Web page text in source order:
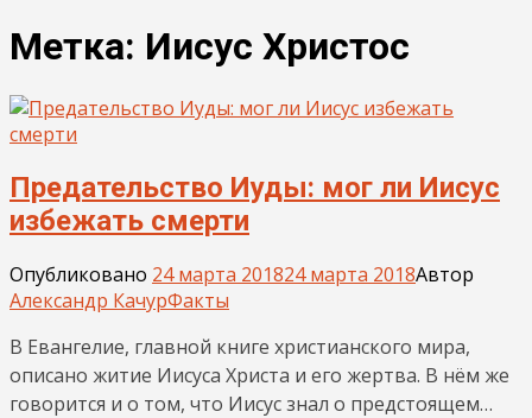
Метка: Иисус Христос
Предательство Иуды: мог ли Иисус
избежать смерти
Опубликовано 24 марта 201824 марта 2018Автор
Александр КачурФакты
В Евангелие, главной книге христианского мира,
описано житие Иисуса Христа и его жертва. В нём же
говорится и о том, что Иисус знал о предстоящем…